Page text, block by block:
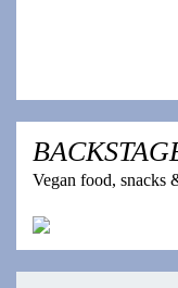
Vegan food, snacks